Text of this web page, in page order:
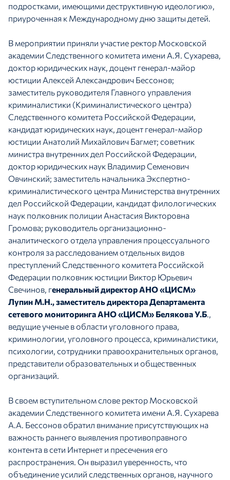
подростками, имеющими деструктивную идеологию»,
приуроченная к Международному дню защиты детей.
В мероприятии приняли участие ректор Московской
академии Следственного комитета имени А.Я. Сухарева,
доктор юридических наук, доцент генерал-майор
юстиции Алексей Александрович Бессонов;
заместитель руководителя Главного управления
криминалистики (Криминалистического центра)
Следственного комитета Российской Федерации,
кандидат юридических наук, доцент генерал-майор
юстиции Анатолий Михайлович Багмет; советник
министра внутренних дел Российской Федерации,
доктор юридических наук Владимир Семенович
Овчинский; заместитель начальника Экспертно-
криминалистического центра Министерства внутренних
дел Российской Федерации, кандидат филологических
наук полковник полиции Анастасия Викторовна
Громова; руководитель организационно-
аналитического отдела управления процессуального
контроля за расследованием отдельных видов
преступлений Следственного комитета Российской
Федерации полковник юстиции Виктор Юрьевич
Свечинов, генеральный директор АНО «ЦИСМ»
Лупин М.Н., заместитель директора Департамента
сетевого мониторинга АНО «ЦИСМ» Белякова У.Б.,
ведущие ученые в области уголовного права,
криминологии, уголовного процесса, криминалистики,
психологии, сотрудники правоохранительных органов,
представители образовательных и общественных
организаций.
В своем вступительном слове ректор Московской
академии Следственного комитета имени А.Я. Сухарева
А.А. Бессонов обратил внимание присутствующих на
важность раннего выявления противоправного
контента в сети Интернет и пресечения его
распространения. Он выразил уверенность, что
объединение усилий следственных органов, научного